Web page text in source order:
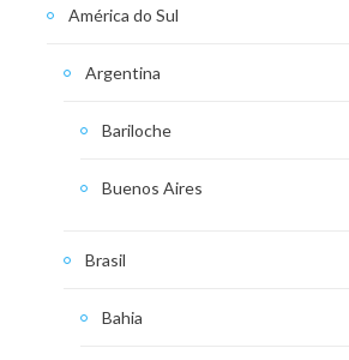
América do Sul
Argentina
Bariloche
Buenos Aires
Brasil
Bahia